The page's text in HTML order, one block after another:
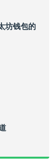
坊钱包的